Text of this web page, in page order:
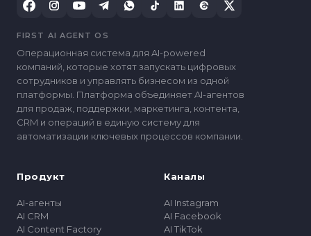
FIRST AI AGENT OS
Операционная система для AI-powered
компаний, которые хотят запускать цифровых
сотрудников и управлять бизнесом из одной
платформы. Платформа объединяет AI-агентов
для продаж, поддержки, маркетинга, контента,
CRM и операций в единую систему для
автоматизации ключевых процессов компании.
Продукт
AI-агенты
AI CRM
AI Content Factory
Каналы
AI Instagram
AI Facebook
AI TikTok